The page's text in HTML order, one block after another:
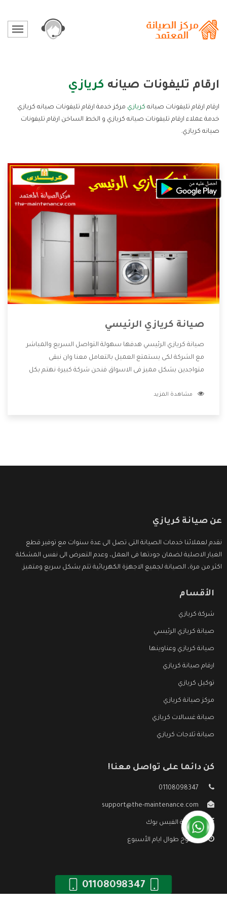
ارقام تليفونات صيانه كريازي
ارقام ارقام تليفونات صيانه كريازي مركز خدمة ارقام تليفونات صيانه كريازي
خدمة عملاء ارقام تليفونات صيانه كريازي و الخط الساخن ارقام تليفونات
صيانه كريازي.
صيانة كريازي الرئيسي
صيانة كريازي الرئيسي هدفها سهولة التواصل السريع والمباشر
مع الشركة لكى يستمتع العميل بالتعامل معنا وان نبقى
متواجدين بشكل مميز فى الاسواق فنحن شركة كبيرة نهتم بكل
الشركة بها والتى تكون منها خدمة الصيانة التى تكون من أهم
مشاهدة المزيد
عن صيانة كريازي
نقدم لعملائنا خدمات الصيانة التى تصل الى عدة سنوات مع توفير قطع
الغيار الاصلية لضمان جودتها فى العمل، وعدم التعرض الى نفس المشكلة
اكثر من مرة، الصيانة لجميع الاجهزة الكهربائية تتم بشكل سريع ومتميز.
الأقسام
شركة كريازي
صيانة كريازي الرئيسي
صيانة كريازي وعناوينها
ارقام صيانة كريازي
توكيل كريازي
مركز صيانة كريازي
صيانة غسالات كريازي
صيانة ثلاجات كريازي
كن دائما على تواصل معنا!
01108098347
support@the-maintenance.com
صفحة الفيس بوك
مفتوح طوال ايام الأسبوع
01108098347